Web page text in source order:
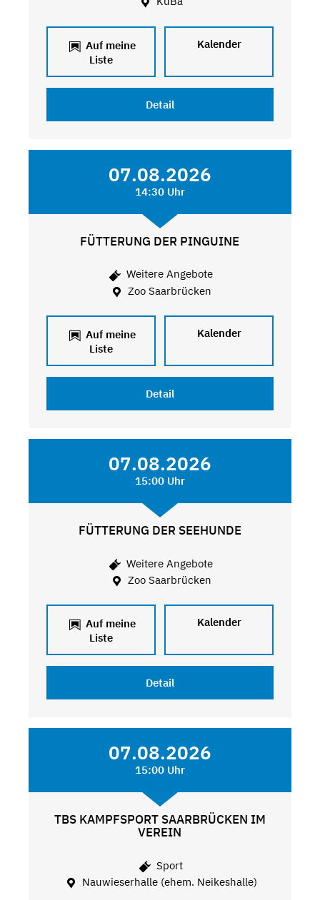
Auf meine
Liste
Kalender
Detail
07.08.2026
14:30 Uhr
FÜTTERUNG DER PINGUINE
Weitere Angebote
Zoo Saarbrücken
Auf meine
Liste
Kalender
Detail
07.08.2026
15:00 Uhr
FÜTTERUNG DER SEEHUNDE
Weitere Angebote
Zoo Saarbrücken
Auf meine
Liste
Kalender
Detail
07.08.2026
15:00 Uhr
TBS KAMPFSPORT SAARBRÜCKEN IM
VEREIN
Sport
Nauwieserhalle (ehem. Neikeshalle)